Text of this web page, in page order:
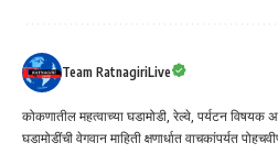
Team RatnagiriLive
कोकणातील महत्वाच्या घडामोडी, रेल्वे, पर्यटन
घडामोडींची वेगवान माहिती क्षणार्धात वाचकांपर्यत